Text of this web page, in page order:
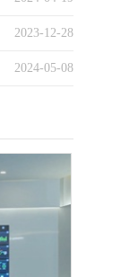
2023-12-28
2024-05-08